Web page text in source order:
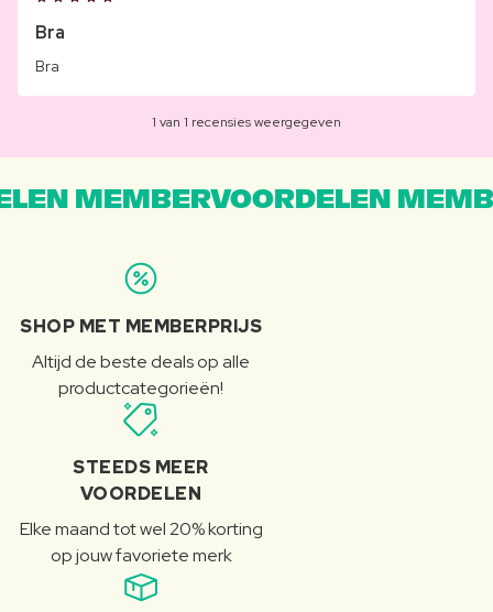
Bra
Bra
1 van 1 recensies weergegeven
MEMBERVOORDELEN
SHOP MET MEMBERPRIJS
Altijd de beste deals op alle
productcategorieën!
STEEDS MEER
VOORDELEN
Elke maand tot wel 20% korting
op jouw favoriete merk